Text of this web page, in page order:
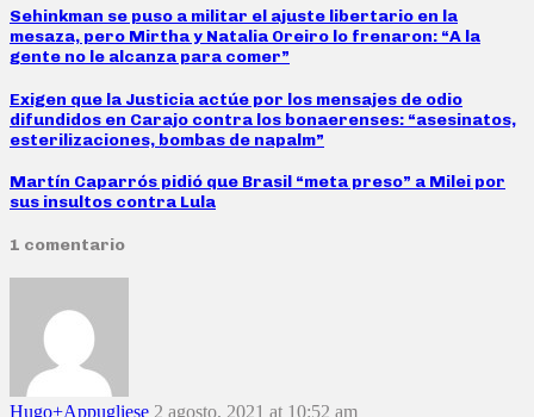
Sehinkman se puso a militar el ajuste libertario en la
mesaza, pero Mirtha y Natalia Oreiro lo frenaron: “A la
gente no le alcanza para comer”
Exigen que la Justicia actúe por los mensajes de odio
difundidos en Carajo contra los bonaerenses: “asesinatos,
esterilizaciones, bombas de napalm”
Martín Caparrós pidió que Brasil “meta preso” a Milei por
sus insultos contra Lula
1 comentario
Hugo+Appugliese 2 agosto, 2021 at 10:52 am